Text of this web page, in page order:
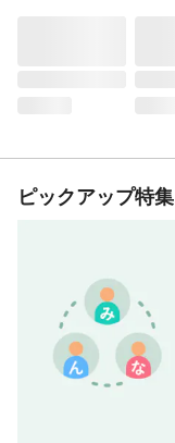
ピックアップ特集